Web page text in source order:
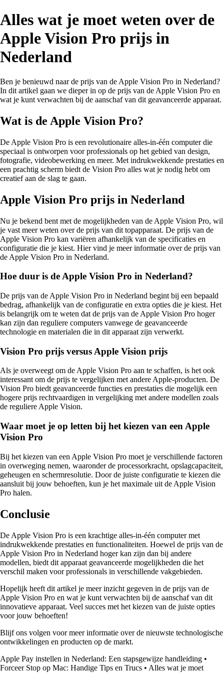
Alles wat je moet weten over de
Apple Vision Pro prijs in
Nederland
Ben je benieuwd naar de prijs van de Apple Vision Pro in Nederland?
In dit artikel gaan we dieper in op de prijs van de Apple Vision Pro en
wat je kunt verwachten bij de aanschaf van dit geavanceerde apparaat.
Wat is de Apple Vision Pro?
De Apple Vision Pro is een revolutionaire alles-in-één computer die
speciaal is ontworpen voor professionals op het gebied van design,
fotografie, videobewerking en meer. Met indrukwekkende prestaties en
een prachtig scherm biedt de Vision Pro alles wat je nodig hebt om
creatief aan de slag te gaan.
Apple Vision Pro prijs in Nederland
Nu je bekend bent met de mogelijkheden van de Apple Vision Pro, wil
je vast meer weten over de prijs van dit topapparaat. De prijs van de
Apple Vision Pro kan variëren afhankelijk van de specificaties en
configuratie die je kiest. Hier vind je meer informatie over de prijs van
de Apple Vision Pro in Nederland.
Hoe duur is de Apple Vision Pro in Nederland?
De prijs van de Apple Vision Pro in Nederland begint bij een bepaald
bedrag, afhankelijk van de configuratie en extra opties die je kiest. Het
is belangrijk om te weten dat de prijs van de Apple Vision Pro hoger
kan zijn dan reguliere computers vanwege de geavanceerde
technologie en materialen die in dit apparaat zijn verwerkt.
Vision Pro prijs versus Apple Vision prijs
Als je overweegt om de Apple Vision Pro aan te schaffen, is het ook
interessant om de prijs te vergelijken met andere Apple-producten. De
Vision Pro biedt geavanceerde functies en prestaties die mogelijk een
hogere prijs rechtvaardigen in vergelijking met andere modellen zoals
de reguliere Apple Vision.
Waar moet je op letten bij het kiezen van een Apple
Vision Pro
Bij het kiezen van een Apple Vision Pro moet je verschillende factoren
in overweging nemen, waaronder de processorkracht, opslagcapaciteit,
geheugen en schermresolutie. Door de juiste configuratie te kiezen die
aansluit bij jouw behoeften, kun je het maximale uit de Apple Vision
Pro halen.
Conclusie
De Apple Vision Pro is een krachtige alles-in-één computer met
indrukwekkende prestaties en functionaliteiten. Hoewel de prijs van de
Apple Vision Pro in Nederland hoger kan zijn dan bij andere
modellen, biedt dit apparaat geavanceerde mogelijkheden die het
verschil maken voor professionals in verschillende vakgebieden.
Hopelijk heeft dit artikel je meer inzicht gegeven in de prijs van de
Apple Vision Pro en wat je kunt verwachten bij de aanschaf van dit
innovatieve apparaat. Veel succes met het kiezen van de juiste opties
voor jouw behoeften!
Blijf ons volgen voor meer informatie over de nieuwste technologische
ontwikkelingen en producten op de markt.
Apple Pay instellen in Nederland: Een stapsgewijze handleiding •
Forceer Stop op Mac: Handige Tips en Trucs • Alles wat je moet